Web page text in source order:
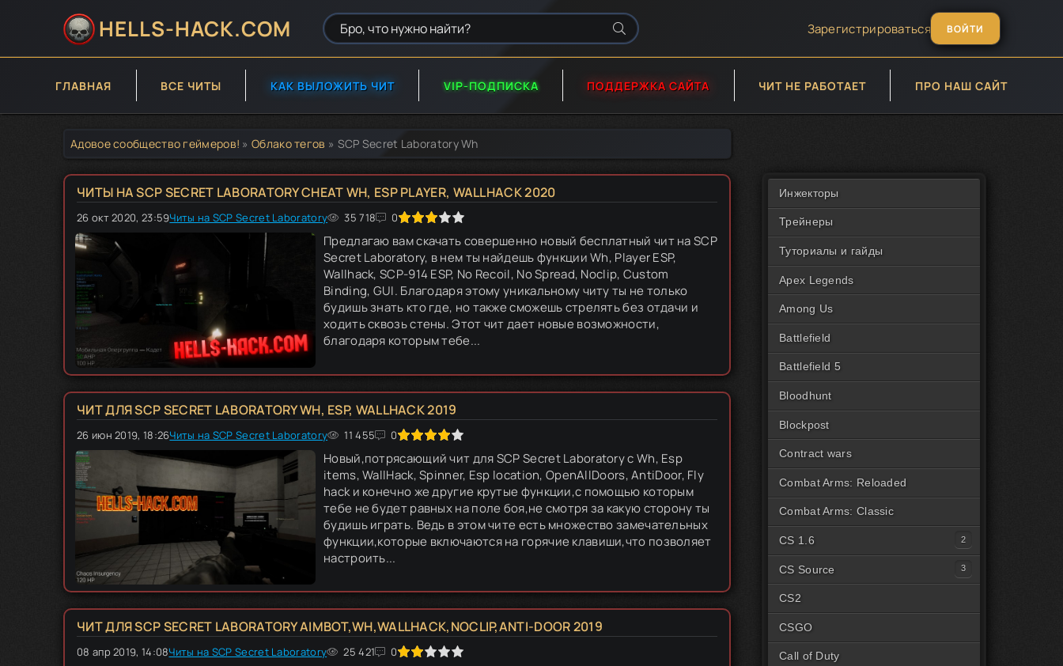
HELLS-HACK.COM Зарегистрироваться ВОЙТИ
ГЛАВНАЯ ВСЕ ЧИТЫ КАК ВЫЛОЖИТЬ ЧИТ VIP-ПОДПИСКА ПОДДЕРЖКА САЙТА ЧИТ НЕ РАБОТАЕТ ПРО НАШ САЙТ
Адовое сообщество геймеров! »Облако тегов » SCP Secret Laboratory Wh
ЧИТЫ НА SCP SECRET LABORATORY CHEAT WH, ESP PLAYER, WALLHACK 2020
26 окт 2020, 23:59Читы на SCP Secret Laboratory 35 718 0
60 1 2 3 4 5
Предлагаю вам скачать совершенно новый бесплатный чит на SCP
Secret Laboratory, в нем ты найдешь функции Wh, Player ESP,
Wallhack, SCP-914 ESP, No Recoil, No Spread, Noclip, Custom
Binding, GUI. Благодаря этому уникальному читу ты не только
будишь знать кто где, но также сможешь стрелять без отдачи и
ходить сквозь стены. Этот чит дает новые возможности,
благодаря которым тебе...
ЧИТ ДЛЯ SCP SECRET LABORATORY WH, ESP, WALLHACK 2019
26 июн 2019, 18:26Читы на SCP Secret Laboratory 11 455 0
80 1 2 3 4 5
Новый,потрясающий чит для SCP Secret Laboratory с Wh, Esp
items, WallHack, Spinner, Esp location, OpenAllDoors, AntiDoor, Fly
hack и конечно же другие крутые функции,с помощью которым
тебе не будет равных на поле боя,не смотря за какую сторону ты
будишь играть. Ведь в этом чите есть множество замечательных
функции,которые включаются на горячие клавиши,что позволяет
настроить...
ЧИТ ДЛЯ SCP SECRET LABORATORY AIMBOT,WH,WALLHACK,NOCLIP,ANTI-DOOR 2019
08 апр 2019, 14:08Читы на SCP Secret Laboratory 25 421 0
40 1 2 3 4 5
Инжекторы
Трейнеры
Туториалы и гайды
Apex Legends
Among Us
Battlefield
Battlefield 5
Bloodhunt
Blockpost
Contract wars
Combat Arms: Reloaded
Combat Arms: Classic
CS 1.6
Читы для CS1.6 [Steam]
Читы для CS1.6 [Пиратка]
CS Source
Читы на CSS Steam
Читы на CSS Пиратка
CS2
CSGO
Call of Duty